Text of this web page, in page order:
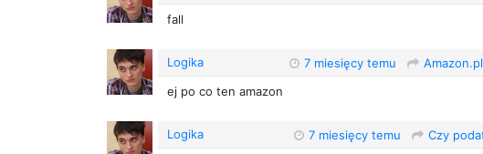
fall
Logika 7 miesięcy temu
ej po co ten amazon
Logika 7 miesięcy temu Czy